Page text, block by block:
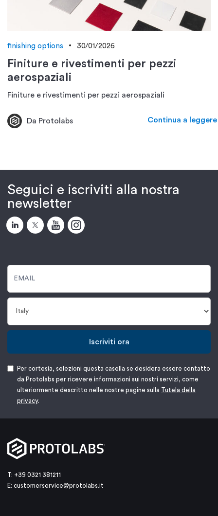
finishing options 30/01/2026
Finiture e rivestimenti per pezzi
aerospaziali
Finiture e rivestimenti per pezzi aerospaziali
Da Protolabs Continua a leggere
Seguici e iscriviti alla nostra
newsletter
Iscriviti ora
Per cortesia, selezioni questa casella se desidera essere contatto
da Protolabs per ricevere informazioni sui nostri servizi, come
ulteriormente descritto nelle nostre pagine sulla Tutela della
privacy.
T: +39 0321 381211
E: customerservice@protolabs.it